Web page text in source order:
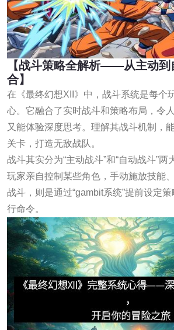
【战斗策略全解析——从主动到
合】
在《最终幻想XII》中，战斗系统是每个
心。它融合了实时战斗和策略布局，令
又能体验深度思考。理解其战斗机制，
关卡，打造无敌战队。
战斗其实分为“主动战斗”和“自动战斗”
玩家亲自控制某些角色，手动施放技能
战斗，则是通过“gambit系统”提前设定
行命令。